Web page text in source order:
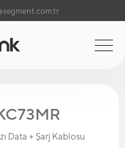
Data + Şarj Kablosu